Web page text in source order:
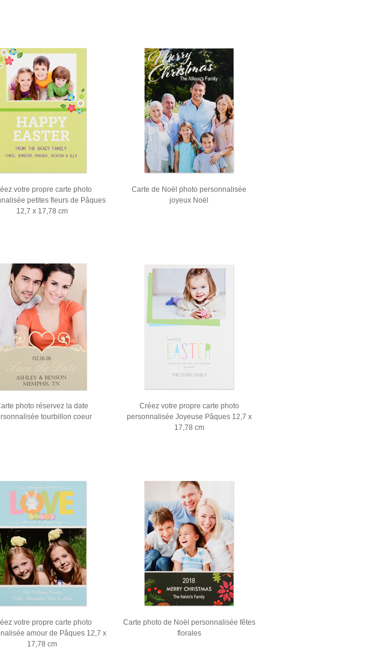
votre propre carte photo
petites fleurs de Pâques
12,7 x 17,78 cm
Carte de Noël photo personnalisée
joyeux Noël
photo réservez la date
tourbillon coeur
Créez votre propre carte photo
personnalisée Joyeuse Pâques 12,7 x
17,78 cm
votre propre carte photo
amour de Pâques 12,7 x
17,78 cm
Carte photo de Noël personnalisée fêtes
florales